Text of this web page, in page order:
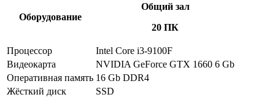
Оборудование
Общий зал
20 ПК
Процессор
Intel Core i3-9100F
Видеокарта
NVIDIA GeForce GTX 1660 6 Gb
Оперативная память 16 Gb DDR4
Жёсткий диск
SSD